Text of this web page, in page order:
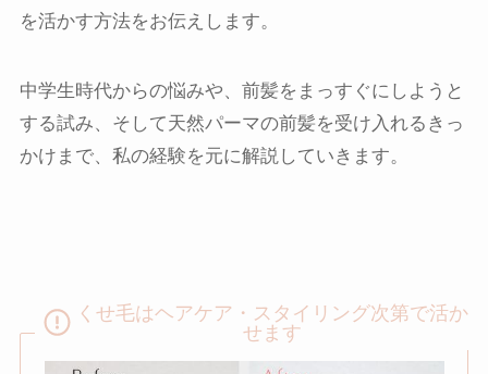
を活かす方法をお伝えします。
中学生時代からの悩みや、前髪をまっすぐにしようと
する試み、そして天然パーマの前髪を受け入れるきっ
かけまで、私の経験を元に解説していきます。
くせ毛はヘアケア・スタイリング次第で活か
せます